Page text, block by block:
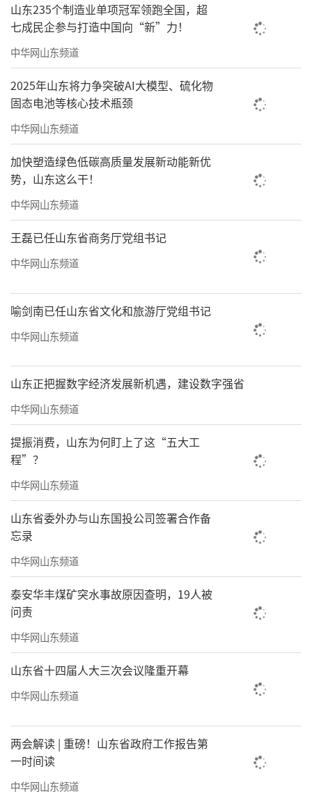
山东235个制造业单项冠军领跑全国，超
七成民企参与打造中国向“新”力！
中华网山东频道
2025年山东将力争突破AI大模型、硫化物
固态电池等核心技术瓶颈
中华网山东频道
加快塑造绿色低碳高质量发展新动能新优
势，山东这么干！
中华网山东频道
王磊已任山东省商务厅党组书记
中华网山东频道
喻剑南已任山东省文化和旅游厅党组书记
中华网山东频道
山东正把握数字经济发展新机遇，建设数字强省
中华网山东频道
提振消费，山东为何盯上了这“五大工
程”？
中华网山东频道
山东省委外办与山东国投公司签署合作备
忘录
中华网山东频道
泰安华丰煤矿突水事故原因查明，19人被
问责
中华网山东频道
山东省十四届人大三次会议隆重开幕
中华网山东频道
两会解读 | 重磅！山东省政府工作报告第
一时间读
中华网山东频道